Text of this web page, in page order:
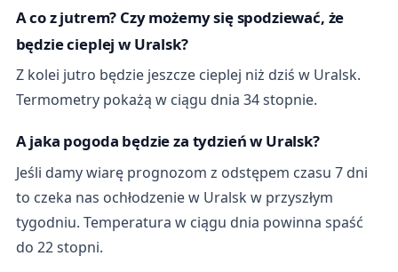
A co z jutrem? Czy możemy się spodziewać, że
będzie cieplej w Uralsk?
Z kolei jutro będzie jeszcze cieplej niż dziś w Uralsk.
Termometry pokażą w ciągu dnia 34 stopnie.
A jaka pogoda będzie za tydzień w Uralsk?
Jeśli damy wiarę prognozom z odstępem czasu 7 dni
to czeka nas ochłodzenie w Uralsk w przyszłym
tygodniu. Temperatura w ciągu dnia powinna spaść
do 22 stopni.